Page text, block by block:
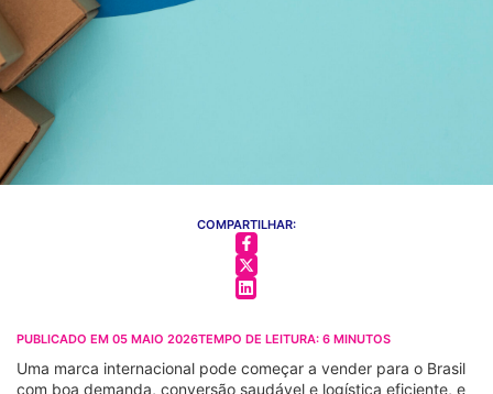
COMPARTILHAR:
PUBLICADO EM 05 MAIO 2026TEMPO DE LEITURA: 6 MINUTOS
Uma marca internacional pode começar a vender para o Brasil
com boa demanda, conversão saudável e logística eficiente, e